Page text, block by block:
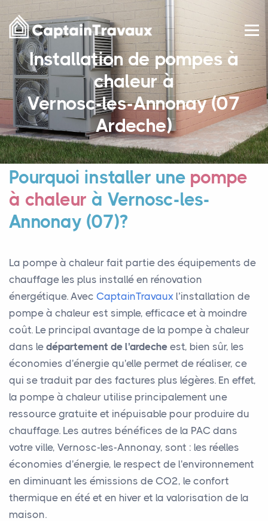
Installation de pompes à
chaleur à
Vernosc-les-Annonay (07
Ardeche)
Pourquoi installer une pompe
à chaleur à Vernosc-les-
Annonay (07)?
La pompe à chaleur fait partie des équipements de
chauffage les plus installé en rénovation
énergétique. Avec CaptainTravaux l’installation de
pompe à chaleur est simple, efficace et à moindre
coût. Le principal avantage de la pompe à chaleur
dans le département de l'ardeche est, bien sûr, les
économies d'énergie qu'elle permet de réaliser, ce
qui se traduit par des factures plus légères. En effet,
la pompe à chaleur utilise principalement une
ressource gratuite et inépuisable pour produire du
chauffage. Les autres bénéfices de la PAC dans
votre ville, Vernosc-les-Annonay, sont : les réelles
économies d'énergie, le respect de l'environnement
en diminuant les émissions de CO2, le confort
thermique en été et en hiver et la valorisation de la
maison.